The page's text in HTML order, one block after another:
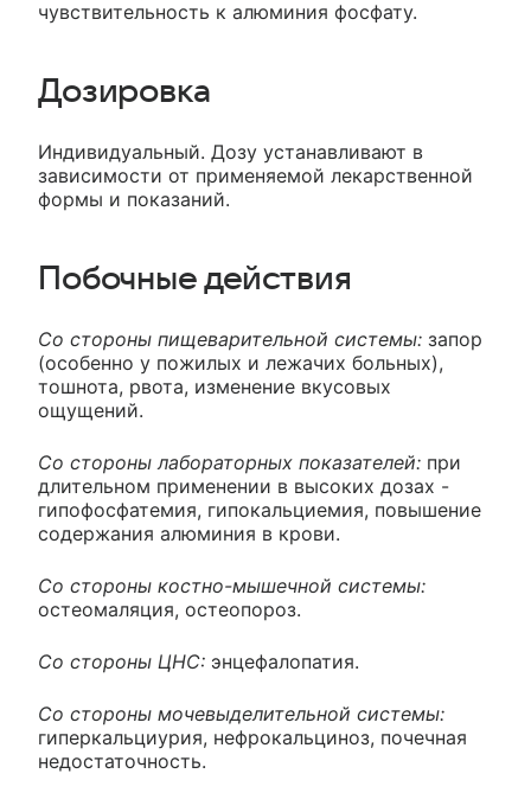
чувствительность к алюминия фосфату.
Дозировка
Индивидуальный. Дозу устанавливают в
зависимости от применяемой лекарственной
формы и показаний.
Побочные действия
Со стороны пищеварительной системы: запор
(особенно у пожилых и лежачих больных),
тошнота, рвота, изменение вкусовых
ощущений.
Со стороны лабораторных показателей: при
длительном применении в высоких дозах -
гипофосфатемия, гипокальциемия, повышение
содержания алюминия в крови.
Со стороны костно-мышечной системы:
остеомаляция, остеопороз.
Со стороны ЦНС: энцефалопатия.
Со стороны мочевыделительной системы:
гиперкальциурия, нефрокальциноз, почечная
недостаточность.